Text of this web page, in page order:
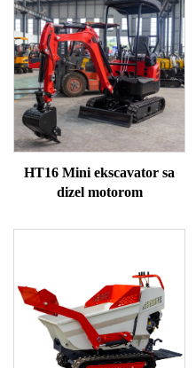
HT16 Mini ekscavator sa
dizel motorom